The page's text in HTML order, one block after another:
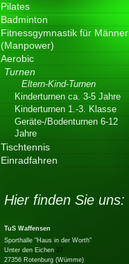
Pilates
Badminton
Fitnessgymnastik für Männer
(Manpower)
Aerobic
Turnen
Eltern-Kind-Turnen
Kinderturnen ca. 3-5 Jahre
Kinderturnen 1.-3. Klasse
Geräte-/Bodenturnen 6-12
Jahre
Tischtennis
Einradfahren
Hier finden Sie uns:
TuS Waffensen
Sporthalle "Haus in der Worth"
Unter den Eichen 27
27356 Rotenburg (Wümme)